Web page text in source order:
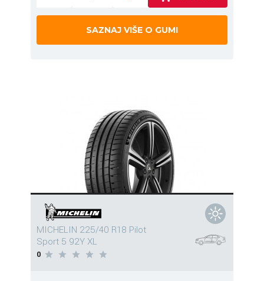
SAZNAJ VIŠE O GUMI
MICHELIN 225/40 R18 Pilot
Sport 5 92Y XL
0